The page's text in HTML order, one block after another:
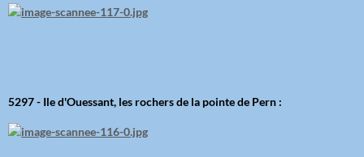
5297 - Ile d'Ouessant, les rochers de la pointe de Pern :